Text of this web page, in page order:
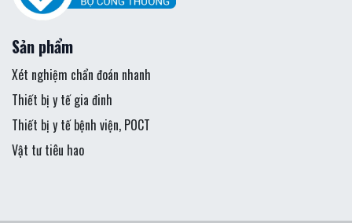
Sản phẩm
Xét nghiệm chẩn đoán nhanh
Thiết bị y tế gia đinh
Thiết bị y tế bệnh viện, POCT
Vật tư tiêu hao